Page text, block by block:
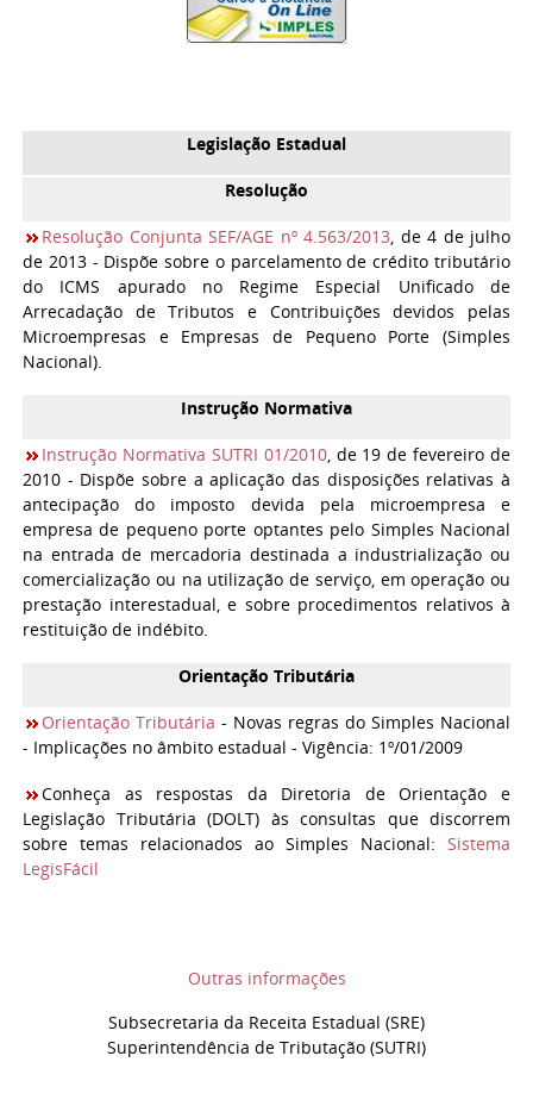
Legislação Estadual
Resolução
Resolução Conjunta SEF/AGE nº 4.563/2013, de 4 de julho
de 2013 - Dispõe sobre o parcelamento de crédito tributário
do ICMS apurado no Regime Especial Unificado de
Arrecadação de Tributos e Contribuições devidos pelas
Microempresas e Empresas de Pequeno Porte (Simples
Nacional).
Instrução Normativa
Instrução Normativa SUTRI 01/2010, de 19 de fevereiro de
2010 - Dispõe sobre a aplicação das disposições relativas à
antecipação do imposto devida pela microempresa e
empresa de pequeno porte optantes pelo Simples Nacional
na entrada de mercadoria destinada a industrialização ou
comercialização ou na utilização de serviço, em operação ou
prestação interestadual, e sobre procedimentos relativos à
restituição de indébito.
Orientação Tributária
Orientação Tributária - Novas regras do Simples Nacional
- Implicações no âmbito estadual - Vigência: 1º/01/2009
Conheça as respostas da Diretoria de Orientação e
Legislação Tributária (DOLT) às consultas que discorrem
sobre temas relacionados ao Simples Nacional: Sistema
LegisFácil
Outras informações
Subsecretaria da Receita Estadual (SRE)
Superintendência de Tributação (SUTRI)